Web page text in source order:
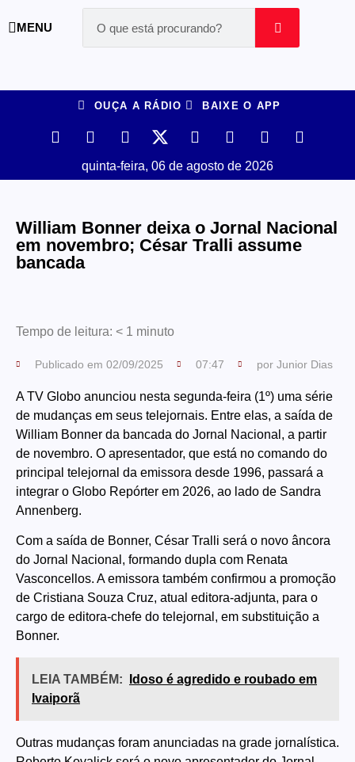
MENU
OUÇA A RÁDIO BAIXE O APP
quinta-feira, 06 de agosto de 2026
William Bonner deixa o Jornal Nacional
em novembro; César Tralli assume
bancada
Tempo de leitura: < 1 minuto
Publicado em 02/09/2025 07:47 por Junior Dias
A TV Globo anunciou nesta segunda-feira (1º) uma série
de mudanças em seus telejornais. Entre elas, a saída de
William Bonner da bancada do Jornal Nacional, a partir
de novembro. O apresentador, que está no comando do
principal telejornal da emissora desde 1996, passará a
integrar o Globo Repórter em 2026, ao lado de Sandra
Annenberg.
Com a saída de Bonner, César Tralli será o novo âncora
do Jornal Nacional, formando dupla com Renata
Vasconcellos. A emissora também confirmou a promoção
de Cristiana Souza Cruz, atual editora-adjunta, para o
cargo de editora-chefe do telejornal, em substituição a
Bonner.
LEIA TAMBÉM:
Idoso é agredido e roubado em
Ivaiporã
Outras mudanças foram anunciadas na grade jornalística.